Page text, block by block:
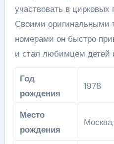
участвовать в цирковых
Своими оригинальными
номерами он быстро
и стал любимцем детей
Год
рождения
1978
Место
рождения